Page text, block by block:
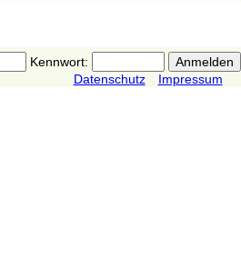
Kennwort:
Datenschutz
Impressum